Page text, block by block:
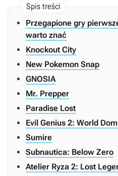
Przegapione gry
warto znać
Knockout City
New Pokemon Snap
GNOSIA
Mr. Prepper
Paradise Lost
Evil Genius 2: World
Sumire
Subnautica: Below Zero
Atelier Ryza 2: Lost